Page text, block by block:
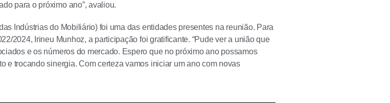
para o próximo ano”, avaliou.
Indústrias do Mobiliário) foi uma das entidades presentes na reunião. Para
2024, Irineu Munhoz, a participação foi gratificante. “Pude ver a união que
e os números do mercado. Espero que no próximo ano possamos
e trocando sinergia. Com certeza vamos iniciar um ano com novas